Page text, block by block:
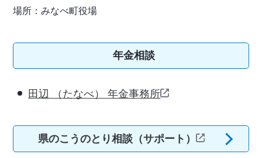
場所：みなべ町役場
年金相談
田辺 （たなべ） 年金事務所
県のこうのとり相談（サポート）